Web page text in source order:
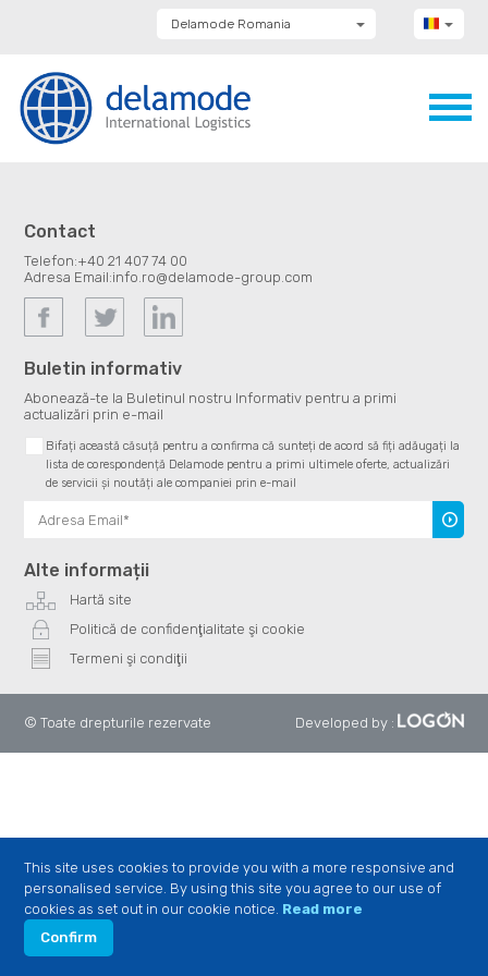
Delamode Romania
Delamode Bulgaria
Delamode Estonia
Delamode Latvia
Contact
Telefon:+40 21 407 74 00
Adresa Email:info.ro@delamode-group.com
Buletin informativ
Abonează-te la Buletinul nostru Informativ pentru a primi
actualizări prin e-mail
Bifați această căsuță pentru a confirma că sunteți de acord să fiți adăugați la
lista de corespondență Delamode pentru a primi ultimele oferte, actualizări
de servicii și noutăți ale companiei prin e-mail
Alte informații
Hartă site
Politică de confidenţialitate şi cookie
Termeni şi condiţii
© Toate drepturile rezervate Developed by :
This site uses cookies to provide you with a more responsive and
personalised service. By using this site you agree to our use of
cookies as set out in our cookie notice. Read more
Confirm